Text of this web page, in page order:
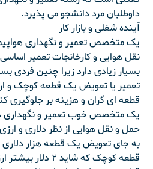
داوطلبان مرد دانشجو می پذیرد.
آینده شغلی و بازار کار
یک متخصص تعمیر و نگهداری
نقل هوایی و کارخانجات تعمیر
بسیار زیادی دارد زیرا چنین فردی
تعمیر یا تعویض یک قطعه کوچک و
قطعه ای گران و هزینه بر جلوگیری
یک متخصص خوب تعمیر و نگهداری
حمل و نقل هوایی از نظر دلاری و
به جای تعویض یک قطعه هزار
قطعه کوچک که شاید